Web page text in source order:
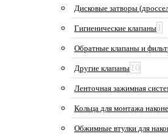
Дисковые затворы
Гигиенические клапаны 1
Обратные клапаны и
Другие клапаны 10
Ленточная зажимная
Кольца для монтажа
Обжимные втулки для